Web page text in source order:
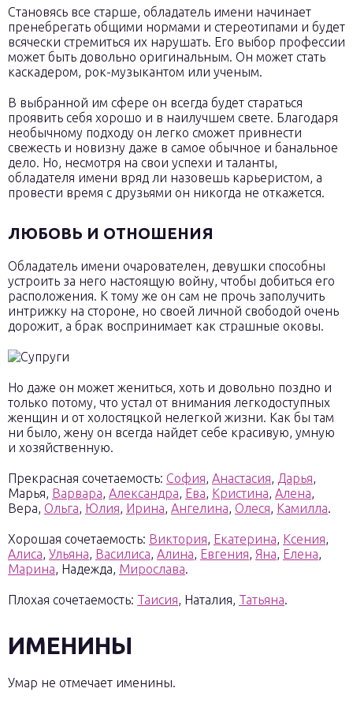
Становясь все старше, обладатель имени начинает
пренебрегать общими нормами и стереотипами и будет
всячески стремиться их нарушать. Его выбор профессии
может быть довольно оригинальным. Он может стать
каскадером, рок-музыкантом или ученым.
В выбранной им сфере он всегда будет стараться
проявить себя хорошо и в наилучшем свете. Благодаря
необычному подходу он легко сможет привнести
свежесть и новизну даже в самое обычное и банальное
дело. Но, несмотря на свои успехи и таланты,
обладателя имени вряд ли назовешь карьеристом, а
провести время с друзьями он никогда не откажется.
ЛЮБОВЬ И ОТНОШЕНИЯ
Обладатель имени очарователен, девушки способны
устроить за него настоящую войну, чтобы добиться его
расположения. К тому же он сам не прочь заполучить
интрижку на стороне, но своей личной свободой очень
дорожит, а брак воспринимает как страшные оковы.
Но даже он может жениться, хоть и довольно поздно и
только потому, что устал от внимания легкодоступных
женщин и от холостяцкой нелегкой жизни. Как бы там
ни было, жену он всегда найдет себе красивую, умную
и хозяйственную.
Прекрасная сочетаемость: София, Анастасия, Дарья,
Марья, Варвара, Александра, Ева, Кристина, Алена,
Вера, Ольга, Юлия, Ирина, Ангелина, Олеся, Камилла.
Хорошая сочетаемость: Виктория, Екатерина, Ксения,
Алиса, Ульяна, Василиса, Алина, Евгения, Яна, Елена,
Марина, Надежда, Мирослава.
Плохая сочетаемость: Таисия, Наталия, Татьяна.
ИМЕНИНЫ
Умар не отмечает именины.